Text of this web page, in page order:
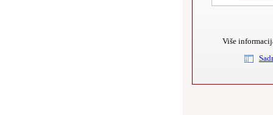
Više